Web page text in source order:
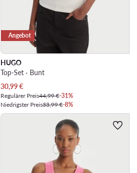
Angebot
HUGO
Top-Set · Bunt
Aktueller Preis
30,99€
Regulärer Preis44,99 €-31%
Niedrigster Preis33,99 €-8%